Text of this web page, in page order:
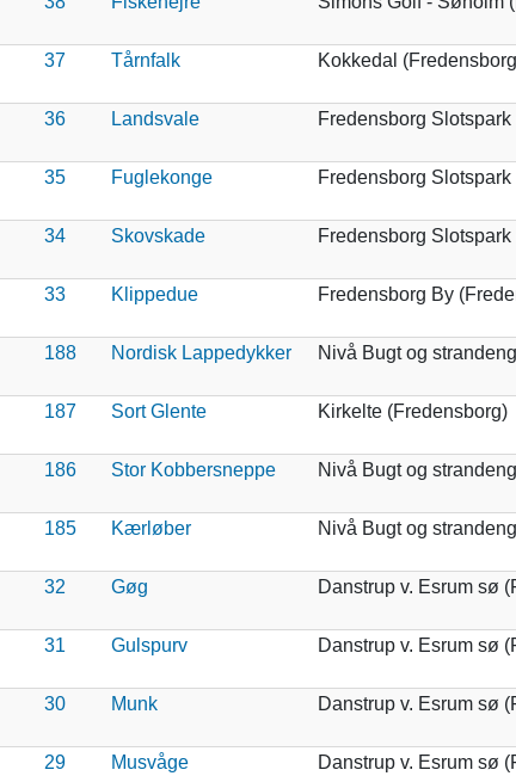
37 Tårnfalk Kokkedal
36 Landsvale Fredensborg
35 Fuglekonge Fredensborg
34 Skovskade Fredensborg
33 Klippedue Fredensborg By
188 Nordisk Lappedykker Nivå Bugt og
187 Sort Glente Kirkelte (Fredensborg)
186 Stor Kobbersneppe Nivå Bugt og
185 Kærløber Nivå Bugt og
32 Gøg Danstrup v. Esrum sø
31 Gulspurv Danstrup v. Esrum sø
30 Munk Danstrup v. Esrum sø
29 Musvåge Danstrup v. Esrum sø